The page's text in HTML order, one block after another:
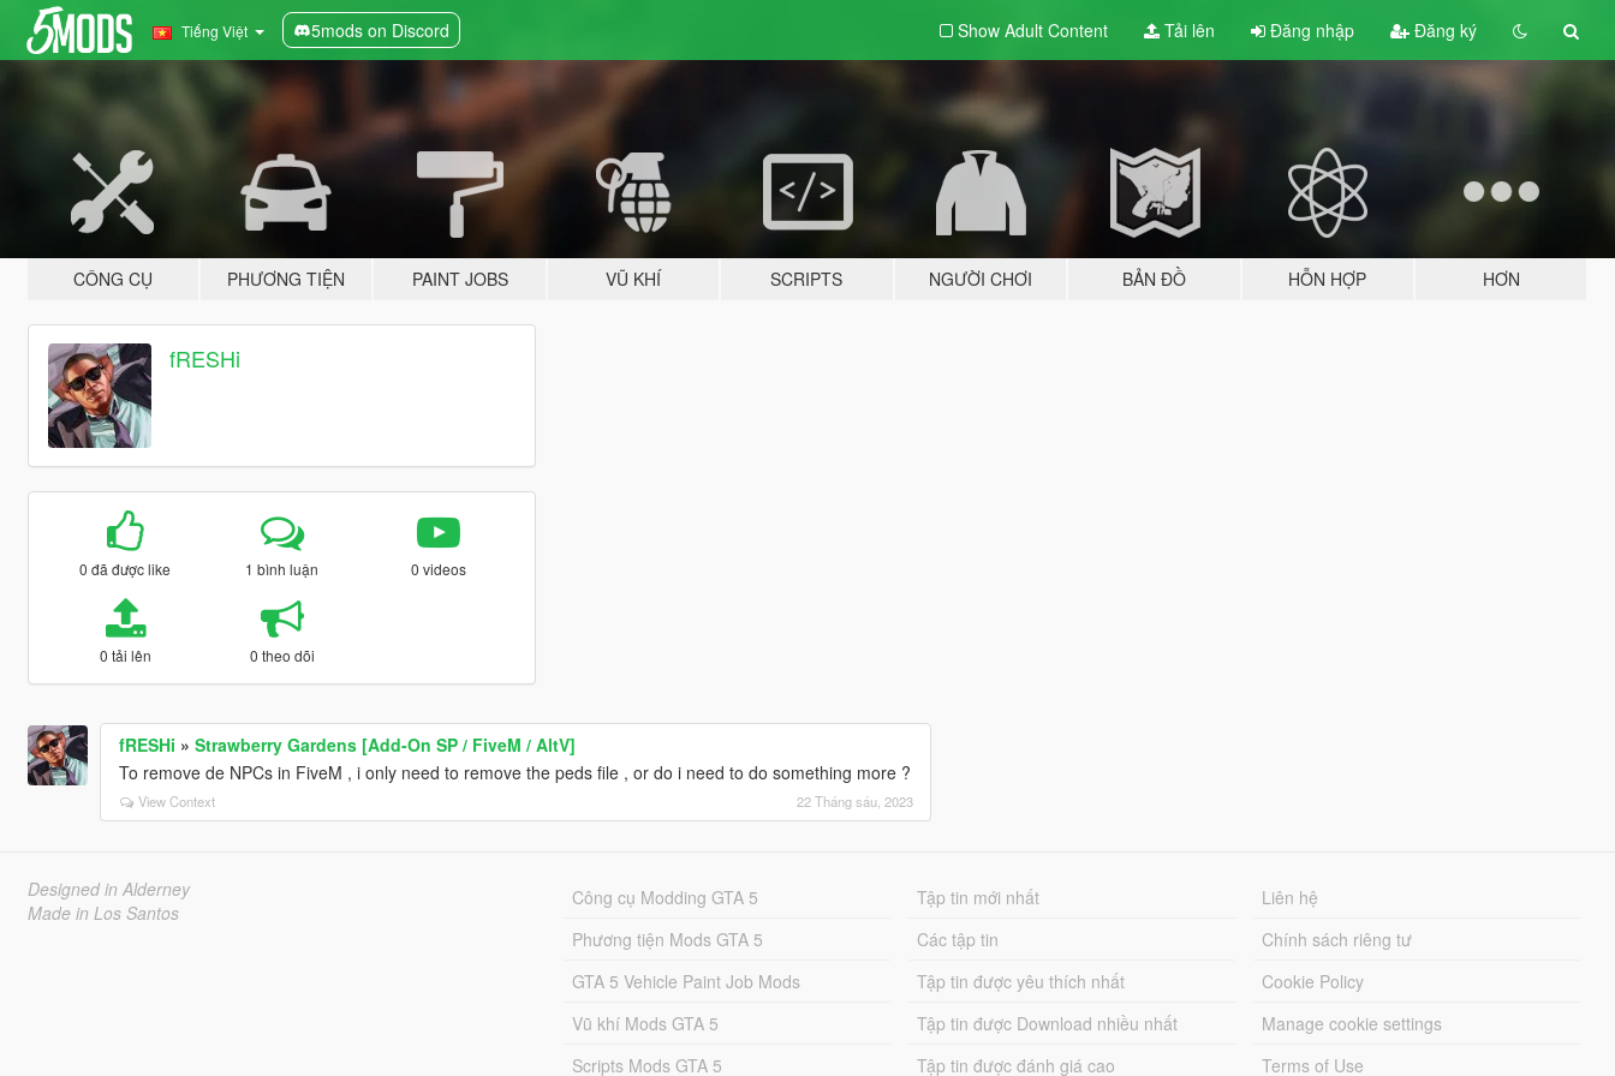
Tiếng Việt 5mods on Discord Show Adult Content Tải lên Đăng nhập Đăng ký
CÔNG CỤ PHƯƠNG TIỆN PAINT JOBS VŨ KHÍ SCRIPTS NGƯỜI CHƠI BẢN ĐỒ HỖN HỢP HƠN
fRESHi
0 đã được like 1 bình luận 0 videos
0 tải lên 0 theo dõi
fRESHi » Strawberry Gardens [Add-On SP / FiveM / AltV]
To remove de NPCs in FiveM , i only need to remove the peds file , or do i need to do something more ?
View Context 22 Tháng sáu, 2023
Designed in Alderney
Made in Los Santos
Công cụ Modding GTA 5
Phương tiện Mods GTA 5
GTA 5 Vehicle Paint Job Mods
Vũ khí Mods GTA 5
Scripts Mods GTA 5
Tập tin mới nhất
Các tập tin
Tập tin được yêu thích nhất
Tập tin được Download nhiều nhất
Tập tin được đánh giá cao
Liên hệ
Chính sách riêng tư
Cookie Policy
Manage cookie settings
Terms of Use